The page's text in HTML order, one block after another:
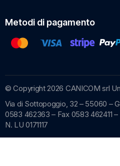
Metodi di pagamento
© Copyright 2026 CANICOM srl
Via di Sottopoggio, 32 – 55060 –
0583 462363 – Fax 0583 462411 –
N. LU 0171117